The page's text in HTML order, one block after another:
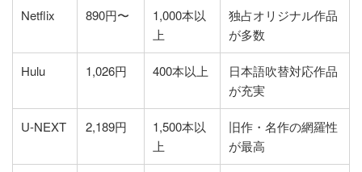
Netflix 890円〜
1,000本以
上
独占オリジナル作品
が多数
Hulu 1,026円 400本以上
日本語吹替対応作品
が充実
U-NEXT 2,189円
1,500本以
上
旧作・名作の網羅性
が最高